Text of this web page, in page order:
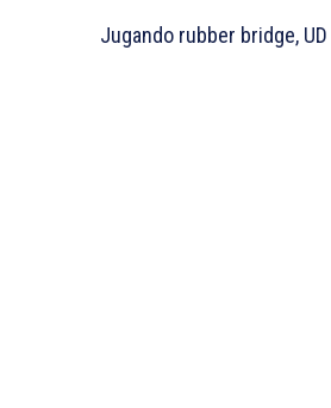
Jugando rubber bridge,